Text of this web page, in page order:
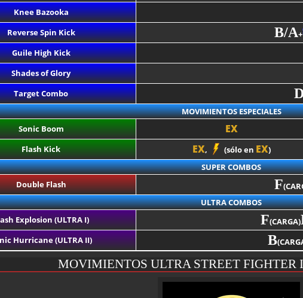
Knee Bazooka
Reverse Spin Kick
B/A+
Guile High Kick
Shades of Glory
Target Combo
MOVIMIENTOS ESPECIALES
Sonic Boom
EX
Flash Kick
EX, (sólo en EX)
SUPER COMBOS
Double Flash
F
ULTRA COMBOS
Explosion (ULTRA I)
F(CARGA)
Hurricane (ULTRA II)
B
MOVIMIENTOS ULTRA STREET FIGHTER